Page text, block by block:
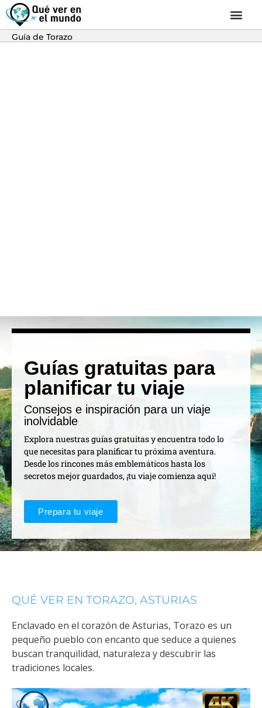
Guía de Torazo
Guías gratuitas para
planificar tu viaje
Consejos e inspiración para un viaje
inolvidable
Explora nuestras guías gratuitas y encuentra todo lo
que necesitas para planificar tu próxima aventura.
Desde los rincones más emblemáticos hasta los
secretos mejor guardados, ¡tu viaje comienza aquí!
Prepara tu viaje
QUÉ VER EN TORAZO, ASTURIAS
Enclavado en el corazón de Asturias, Torazo es un
pequeño pueblo con encanto que seduce a quienes
buscan tranquilidad, naturaleza y descubrir las
tradiciones locales.